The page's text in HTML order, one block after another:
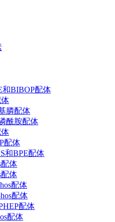
BIBOP配体
膦配体
酰胺配体
配体
和BPE配体
配体
配体
配体
配体
配体
配体